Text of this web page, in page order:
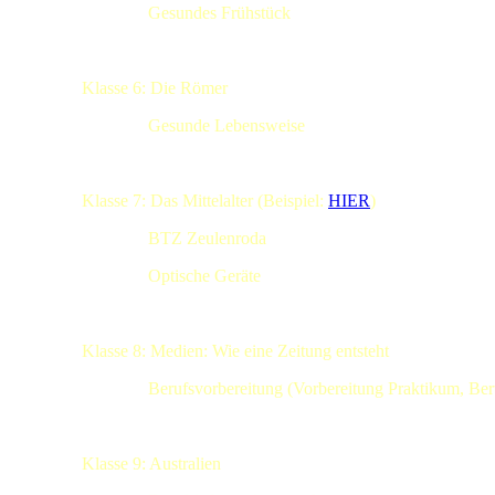
Gesundes Frühstück
Klasse 6: Die Römer
Gesunde Lebensweise
Klasse 7: Das Mittelalter (Beispiel: HIER)
BTZ Zeulenroda
Optische Geräte
Klasse 8: Medien: Wie eine Zeitung entsteht
Berufsvorbereitung (Vorbereitung Praktikum,
Klasse 9: Australien